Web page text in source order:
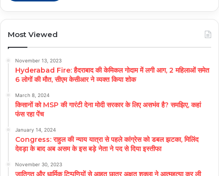
Most Viewed
November 13, 2023
Hyderabad Fire: हैदराबाद की केमिकल गोदाम में लगी आग, 2 महिलाओं समेत
6 लोगों की मौत, सीएम केसीआर ने व्यक्त किया शोक
March 8, 2024
किसानों को MSP की गारंटी देना मोदी सरकार के लिए असभंव है? समझिए, कहां
फंस रहा पेंच
January 14, 2024
Congress: राहुल की न्याय यात्रा से पहले कांग्रेस को डबल झटका, मिलिंद
देवड़ा के बाद अब असम के इस बड़े नेता ने पद से दिया इस्तीफा
November 30, 2023
जातिगत और धार्मिक टिप्पणियों से आहत छात्र अक्षत शुक्ला ने आत्महत्या कर ली